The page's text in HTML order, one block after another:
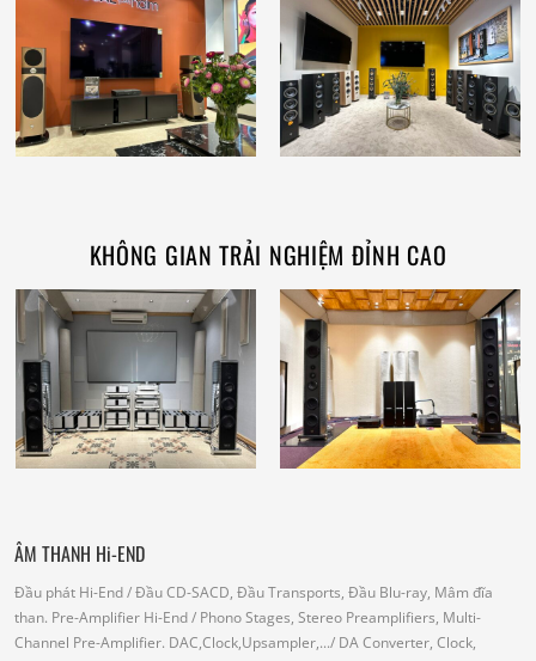
KHÔNG GIAN TRẢI NGHIỆM ĐỈNH CAO
ÂM THANH Hi-END
Đầu phát Hi-End/ Đầu CD-SACD, Đầu Transports, Đầu Blu-ray, Mâm đĩa
than. Pre-Amplifier Hi-End/ Phono Stages, Stereo Preamplifiers, Multi-
Channel Pre-Amplifier. DAC,Clock,Upsampler,.../ DA Converter, Clock,